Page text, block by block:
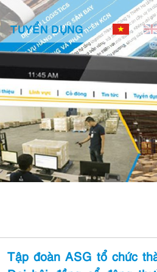
TUYỂN DỤNG
Tập đoàn ASG tổ chức